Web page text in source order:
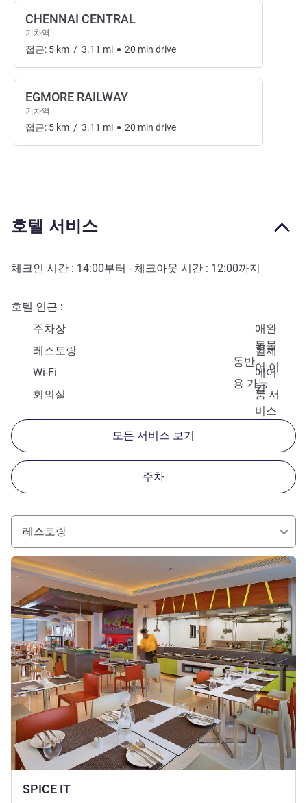
CHENNAI CENTRAL
기차역
접근: 5 km / 3.11 mi 20 min drive
EGMORE RAILWAY
기차역
접근: 5 km / 3.11 mi 20 min drive
호텔 서비스
체크인 시간 : 14:00부터 - 체크아웃 시간 : 12:00까지
호텔 인근
주차장
애완
동물
동반
레스토랑
휠체
어 이
용 가능
Wi-Fi
에어
컨
회의실
룸 서
비스
모든 서비스 보기
주차
레스토랑
SPICE IT
세부 정보 보기